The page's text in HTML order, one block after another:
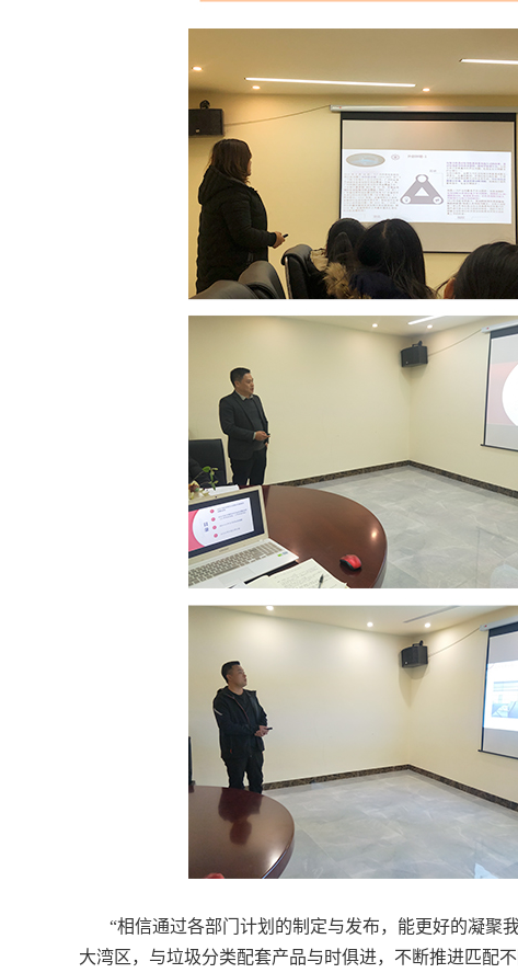
“相信通过各部门计划的制定与发布，能更好的凝聚
大湾区，与垃圾分类配套产品与时俱进，不断推进 匹配